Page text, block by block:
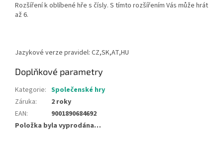
Rozšíření k oblíbené hře s čísly. S tímto rozšířením Vás může hrát
až 6.
Jazykové verze pravidel: CZ,SK,AT,HU
Doplňkové parametry
Kategorie: Společenské hry
Záruka:
2 roky
EAN:
9001890684692
Položka byla vyprodána…